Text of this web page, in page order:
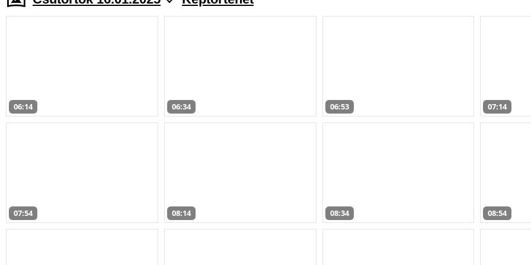
06:14 06:34 06:53 07:14
07:54 08:14 08:34 08:54